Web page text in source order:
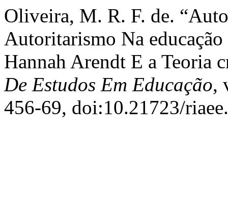
Oliveira, M. R. F. de.
Autoritarismo Na
Hannah Arendt E a Teoria
De Estudos Em Educação,
456-69, doi:10.21723/